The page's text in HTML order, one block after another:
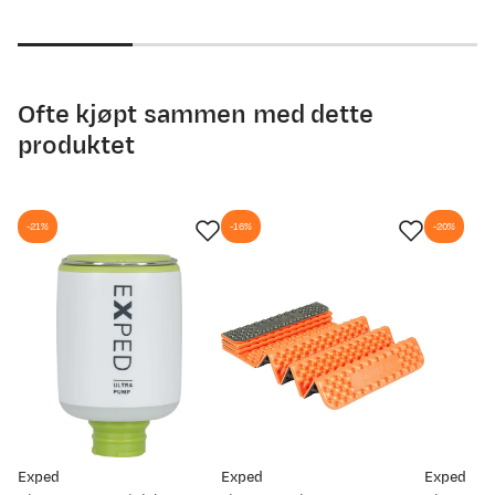
Ofte kjøpt sammen med dette
produktet
Exped
-21%
Exped
-16%
Exped
-20%